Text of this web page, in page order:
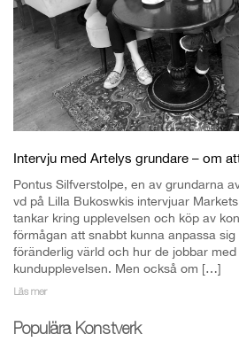
Intervju med Artelys grundare – om
Pontus Silfverstolpe, en av grundarna
vd på Lilla Bukoswkis intervjuar
tankar kring upplevelsen och köp av
förmågan att snabbt kunna anpassa
föränderlig värld och hur de jobbar
kundupplevelsen. Men också om […]
Läs mer
Populära Konstverk